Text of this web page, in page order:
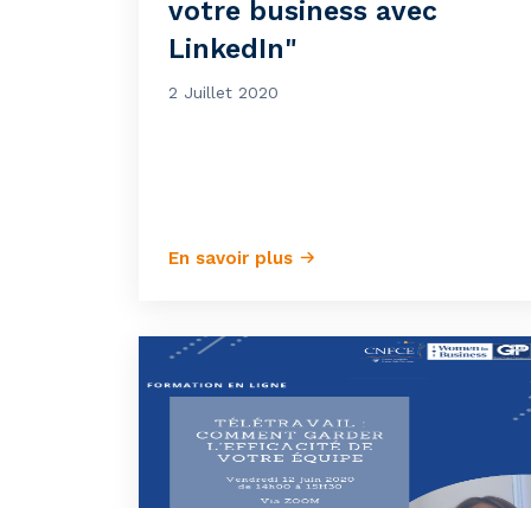
votre business avec
LinkedIn"
2 Juillet 2020
En savoir plus